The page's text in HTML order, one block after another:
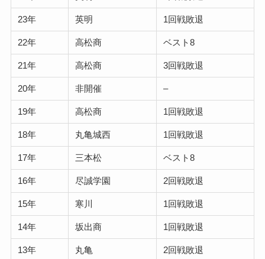
23年 英明 1回戦敗退
22年 高松商 ベスト8
21年 高松商 3回戦敗退
20年 非開催 –
19年 高松商 1回戦敗退
18年 丸亀城西 1回戦敗退
17年 三本松 ベスト8
16年 尽誠学園 2回戦敗退
15年 寒川 1回戦敗退
14年 坂出商 1回戦敗退
13年 丸亀 2回戦敗退